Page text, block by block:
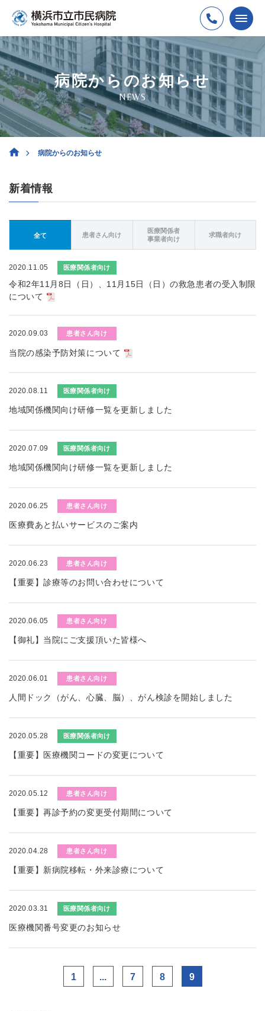
病院からのお知らせ
NEWS
病院からのお知らせ
新着情報
全て 患者さん向け
医療関係者
事業者向け
求職者向け
2020.11.05 医療関係者向け
令和2年11月8日（日）、11月15日（日）の救急患者の受入制限
について
2020.09.03 患者さん向け
当院の感染予防対策について
2020.08.11 医療関係者向け
地域関係機関向け研修一覧を更新しました
2020.07.09 医療関係者向け
地域関係機関向け研修一覧を更新しました
2020.06.25 患者さん向け
医療費あと払いサービスのご案内
2020.06.23 患者さん向け
【重要】診療等のお問い合わせについて
2020.06.05 患者さん向け
【御礼】当院にご支援頂いた皆様へ
2020.06.01 患者さん向け
人間ドック（がん、心臓、脳）、がん検診を開始しました
2020.05.28 医療関係者向け
【重要】医療機関コードの変更について
2020.05.12 患者さん向け
【重要】再診予約の変更受付期間について
2020.04.28 患者さん向け
【重要】新病院移転・外来診療について
2020.03.31 医療関係者向け
医療機関番号変更のお知らせ
1 ... 7 8 9